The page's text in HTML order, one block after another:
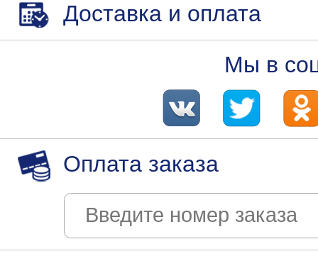
Доставка и оплата
Мы в
Оплата заказа